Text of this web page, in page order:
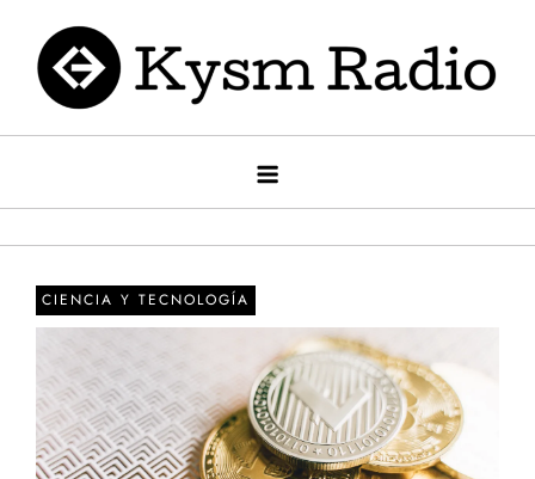
contenido
Kysm radio
Kysm Radio
CIENCIA Y TECNOLOGÍA